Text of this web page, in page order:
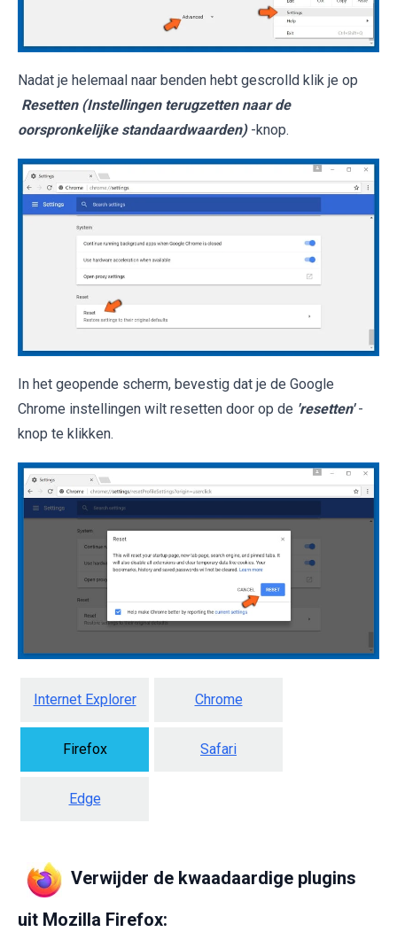
Nadat je helemaal naar benden hebt gescrolld klik je op
Resetten (Instellingen terugzetten naar de
oorspronkelijke standaardwaarden) -knop.
In het geopende scherm, bevestig dat je de Google
Chrome instellingen wilt resetten door op de 'resetten' -
knop te klikken.
Internet Explorer Chrome
Firefox Safari
Edge
Verwijder de kwaadaardige plugins
uit Mozilla Firefox: